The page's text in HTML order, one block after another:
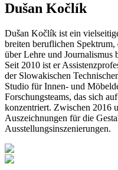
Dušan Kočlík
Dušan Kočlík ist ein
breiten beruflichen
über Lehre und Journalismus
Seit 2010 ist er
der Slowakischen
Studio für Innen- und
Forschungsteams, das sich
konzentriert. Zwischen 2016
Auszeichnungen für die
Ausstellungsinszenierungen.